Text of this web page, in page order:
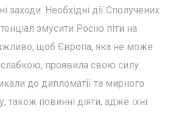
заходи. Необхідні дії Сполучених
змусити Росію піти на
щоб Європа, яка не може
проявила свою силу.
до дипломатії та мирного
також повинні діяти, адже їхні